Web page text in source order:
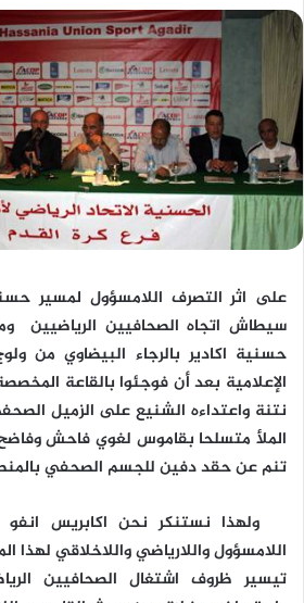
على اثر التصرف اللامسؤول لمسير
سيطاش اتجاه الصحافيين الرياضيين
حسنية اكادير بالرجاء البيضاوي من
الإعلامية بعد أن فوجئوا بالقاعة
نتنة واعتداءه الشنيع على الزميل
الملأ متسلحا بقاموس لغوي فاحش
تنم عن حقد دفين للجسم الصحفي
ولهذا نستنكر نحن اكابريس
اللامسؤول واللارياضي واللاخلاقي لهذا
تيسير ظروف اشتغال الصحافيين